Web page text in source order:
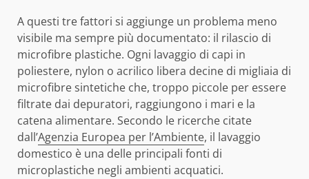
A questi tre fattori si aggiunge un problema meno
visibile ma sempre più documentato: il rilascio di
microfibre plastiche. Ogni lavaggio di capi in
poliestere, nylon o acrilico libera decine di migliaia di
microfibre sintetiche che, troppo piccole per essere
filtrate dai depuratori, raggiungono i mari e la
catena alimentare. Secondo le ricerche citate
dall’Agenzia Europea per l’Ambiente, il lavaggio
domestico è una delle principali fonti di
microplastiche negli ambienti acquatici.